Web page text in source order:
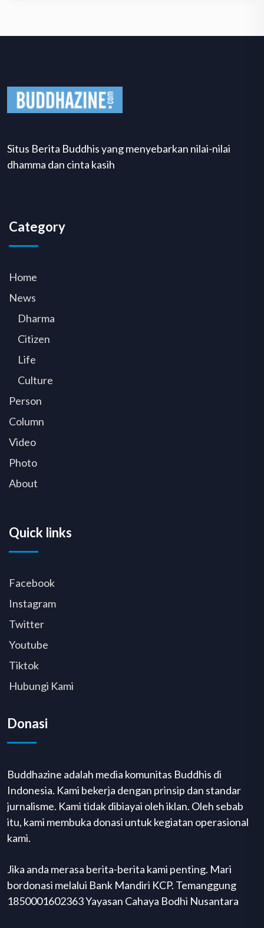
Situs Berita Buddhis yang menyebarkan nilai-nilai
dhamma dan cinta kasih
Category
Home
News
Dharma
Citizen
Life
Culture
Person
Column
Video
Photo
About
Quick links
Facebook
Instagram
Twitter
Youtube
Tiktok
Hubungi Kami
Donasi
Buddhazine adalah media komunitas Buddhis di
Indonesia. Kami bekerja dengan prinsip dan standar
jurnalisme. Kami tidak dibiayai oleh iklan. Oleh sebab
itu, kami membuka donasi untuk kegiatan operasional
kami.
Jika anda merasa berita-berita kami penting. Mari
bordonasi melalui Bank Mandiri KCP. Temanggung
1850001602363 Yayasan Cahaya Bodhi Nusantara